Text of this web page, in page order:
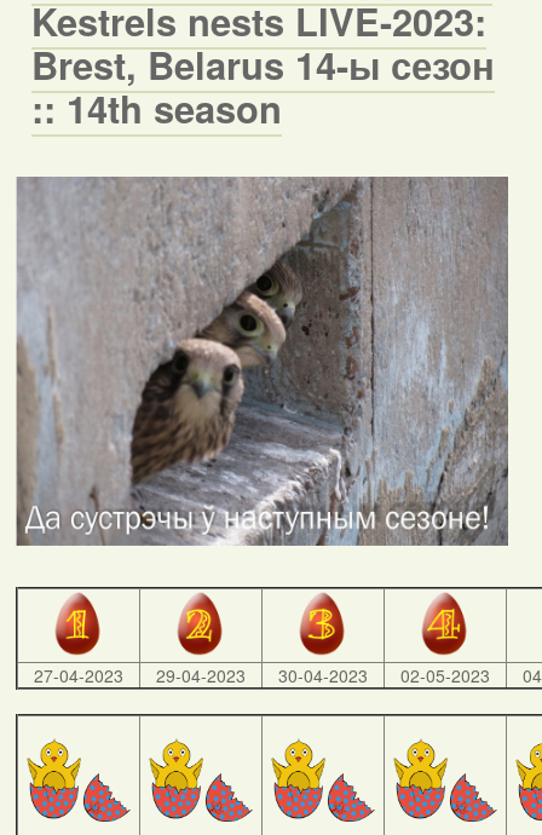
Kestrels nests LIVE-2023:
Brest, Belarus 14-ы сезон
:: 14th season
27-04-2023 29-04-2023 30-04-2023 02-05-2023